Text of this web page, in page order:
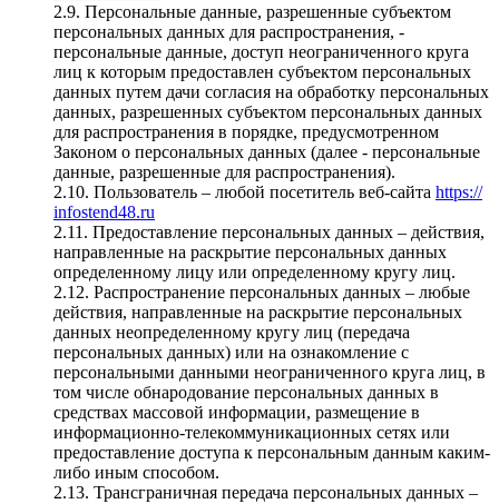
2.9. Персональные данные, разрешенные субъектом
персональных данных для распространения, -
персональные данные, доступ неограниченного круга
лиц к которым предоставлен субъектом персональных
данных путем дачи согласия на обработку персональных
данных, разрешенных субъектом персональных данных
для распространения в порядке, предусмотренном
Законом о персональных данных (далее - персональные
данные, разрешенные для распространения).
2.10. Пользователь – любой посетитель веб-сайта https://
infostend48.ru
2.11. Предоставление персональных данных – действия,
направленные на раскрытие персональных данных
определенному лицу или определенному кругу лиц.
2.12. Распространение персональных данных – любые
действия, направленные на раскрытие персональных
данных неопределенному кругу лиц (передача
персональных данных) или на ознакомление с
персональными данными неограниченного круга лиц, в
том числе обнародование персональных данных в
средствах массовой информации, размещение в
информационно-телекоммуникационных сетях или
предоставление доступа к персональным данным каким-
либо иным способом.
2.13. Трансграничная передача персональных данных –